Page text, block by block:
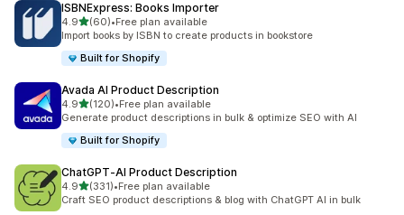
ISBNExpress: Books Importer
4.95つ星中
(60)
合計レビュー数：60件
•Free plan available
Import books by ISBN to create products in bookstore
Built for Shopify
Avada AI Product Description
4.95つ星中
(120)
合計レビュー数：120件
•Free plan available
Generate product descriptions in bulk & optimize SEO with AI
Built for Shopify
ChatGPT‑AI Product Description
4.95つ星中
(331)
合計レビュー数：331件
•Free plan available
Craft SEO product descriptions & blog with ChatGPT AI in bulk